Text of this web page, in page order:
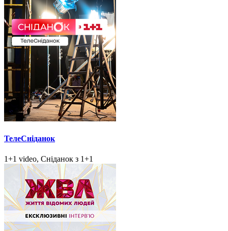
ТелеСніданок
1+1 video, Сніданок з 1+1